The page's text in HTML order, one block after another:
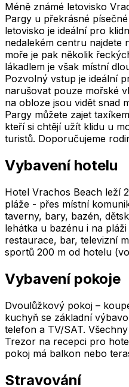
Méně známé letovisko
Pargy u překrásné
letovisko je ideální pro
nedalekém centru najdete
moře je pak několik
lákadlem je však místní
Pozvolný vstup je ideální
narušovat pouze mořské
na obloze jsou vidět snad
Pargy můžete zajet
kteří si chtějí užít klidu u
turistů. Doporučujeme
Vybavení hotelu
Hotel Vrachos Beach leží
pláže - přes místní
taverny, bary, bazén,
lehátka u bazénu i na
restaurace, bar, televizní
sportů 200 m od hotelu
Vybavení pokoje
Dvoulůžkový pokoj –
kuchyň se základní
telefon a TV/SAT.
Trezor na recepci pro
pokoj má balkon nebo
Stravování